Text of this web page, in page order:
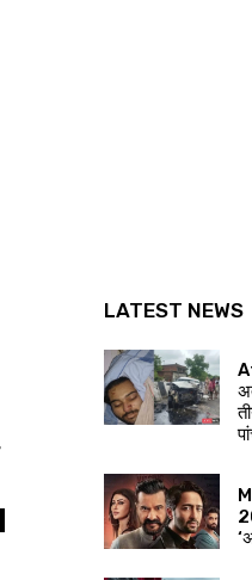
LATEST NEWS